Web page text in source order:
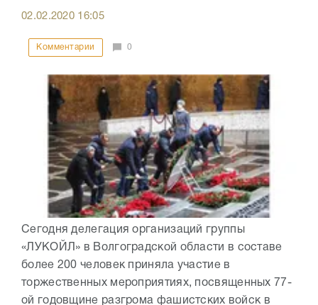
02.02.2020 16:05
Комментарии 0
Сегодня делегация организаций группы
«ЛУКОЙЛ» в Волгоградской области в составе
более 200 человек приняла участие в
торжественных мероприятиях, посвященных 77-
ой годовщине разгрома фашистских войск в